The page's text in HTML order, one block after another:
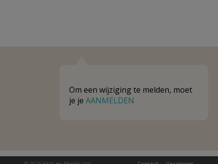
Om een wijziging te melden, moet
je je AANMELDEN